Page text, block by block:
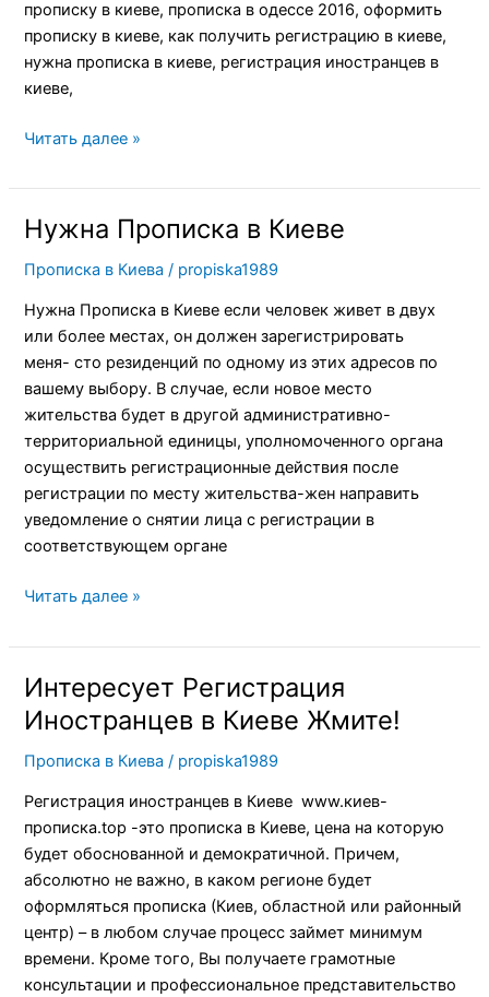
прописку в киеве, прописка в одессе 2016, оформить
прописку в киеве, как получить регистрацию в киеве,
нужна прописка в киеве, регистрация иностранцев в
киеве,
Читать далее »
Нужна Прописка в Киеве
Прописка в Киева / propiska1989
Нужна Прописка в Киеве если человек живет в двух
или более местах, он должен зарегистрировать
меня- сто резиденций по одному из этих адресов по
вашему выбору. В случае, если новое место
жительства будет в другой административно-
территориальной единицы, уполномоченного органа
осуществить регистрационные действия после
регистрации по месту жительства-жен направить
уведомление о снятии лица с регистрации в
соответствующем органе
Нужна
в
Киеве
Читать далее »
Интересует Регистрация
Иностранцев в Киеве Жмите!
Прописка в Киева / propiska1989
Регистрация иностранцев в Киеве www.киев-
прописка.top -это прописка в Киеве, цена на которую
будет обоснованной и демократичной. Причем,
абсолютно не важно, в каком регионе будет
оформляться прописка (Киев, областной или районный
центр) – в любом случае процесс займет минимум
времени. Кроме того, Вы получаете грамотные
консультации и профессиональное представительство
Интересует
Регистрация
Иностранцев
в
Жмите!